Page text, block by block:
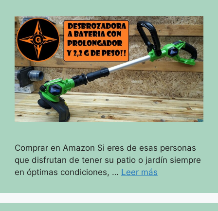
Comprar en Amazon Si eres de esas personas
que disfrutan de tener su patio o jardín siempre
en óptimas condiciones, … Leer más